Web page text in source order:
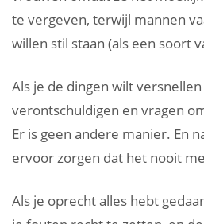
te vergeven, terwijl mannen
willen stil staan (als een soort
Als je de dingen wilt
verontschuldigen en vragen
Er is geen andere manier. En
ervoor zorgen dat het nooit
Als je oprecht alles hebt